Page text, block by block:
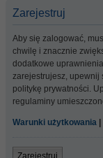
Zarejestruj
Aby się zalogować,
chwilę i znacznie
dodatkowe
zarejestrujesz, upewnij
politykę prywatności.
regulaminy
Warunki użytkowania
Zarejestruj